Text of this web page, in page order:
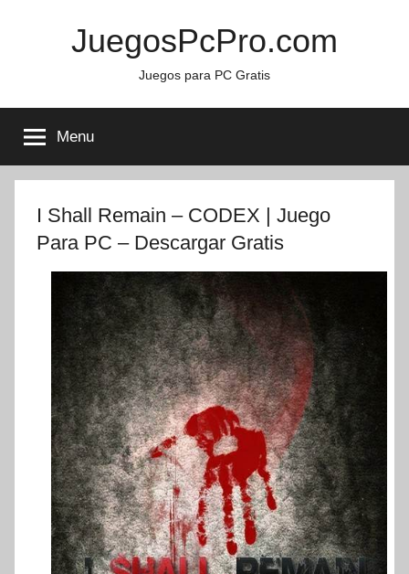
JuegosPcPro.com
Juegos para PC Gratis
Menu
I Shall Remain – CODEX | Juego
Para PC – Descargar Gratis